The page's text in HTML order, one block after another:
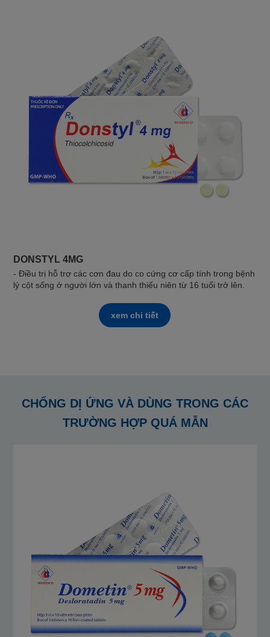
DONSTYL 4MG
- Điều trị hỗ trợ các cơn đau do co cứng cơ cấp tính trong bệnh
lý cột sống ở người lớn và thanh thiếu niên từ 16 tuổi trở lên.
xem chi tiết
CHỐNG DỊ ỨNG VÀ DÙNG TRONG CÁC
TRƯỜNG HỢP QUÁ MẪN